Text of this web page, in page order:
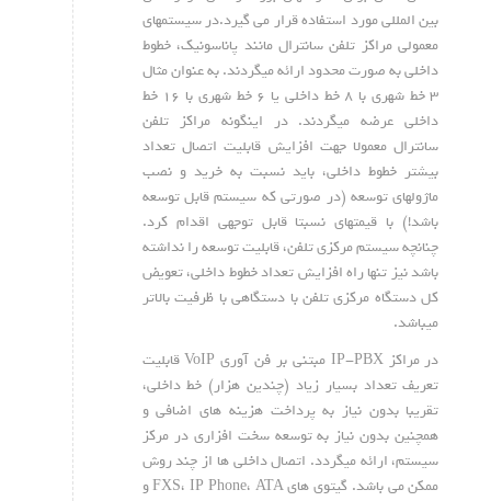
بین المللی مورد استفاده قرار می گیرد.در سیستمهای
معمولی مراکز تلفن سانترال مانند پاناسونیک، خطوط
داخلی به صورت محدود ارائه میگردند. به عنوان مثال
۳ خط شهری با ۸ خط داخلی یا ۶ خط شهری با ۱۶ خط
داخلی عرضه میگردند. در اینگونه مراکز تلفن
سانترال معمولا جهت افزایش قابلیت اتصال تعداد
بیشتر خطوط داخلی، باید نسبت به خرید و نصب
ماژولهای توسعه (در صورتی که سیستم قابل توسعه
باشد!) با قیمتهای نسبتا قابل توجهی اقدام کرد.
چنانچه سیستم مرکزی تلفن، قابلیت توسعه را نداشته
باشد نیز تنها راه افزایش تعداد خطوط داخلی، تعویض
کل دستگاه مرکزی تلفن با دستگاهی با ظرفیت بالاتر
میباشد.
در مراکز IP-PBX مبتنی بر فن آوری VoIP قابلیت
تعریف تعداد بسیار زیاد (چندین هزار) خط داخلی،
تقریبا بدون نیاز به پرداخت هزینه های اضافی و
همچنین بدون نیاز به توسعه سخت افزاری در مرکز
سیستم، ارائه میگردد. اتصال داخلی ها از چند روش
ممکن می باشد. گیتوی های FXS، IP Phone، ATA و